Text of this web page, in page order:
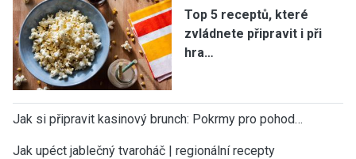
Top 5 receptů, které
zvládnete připravit i při
hra…
Jak si připravit kasinový brunch: Pokrmy pro pohod…
Jak upéct jablečný tvaroháč | regionální recepty